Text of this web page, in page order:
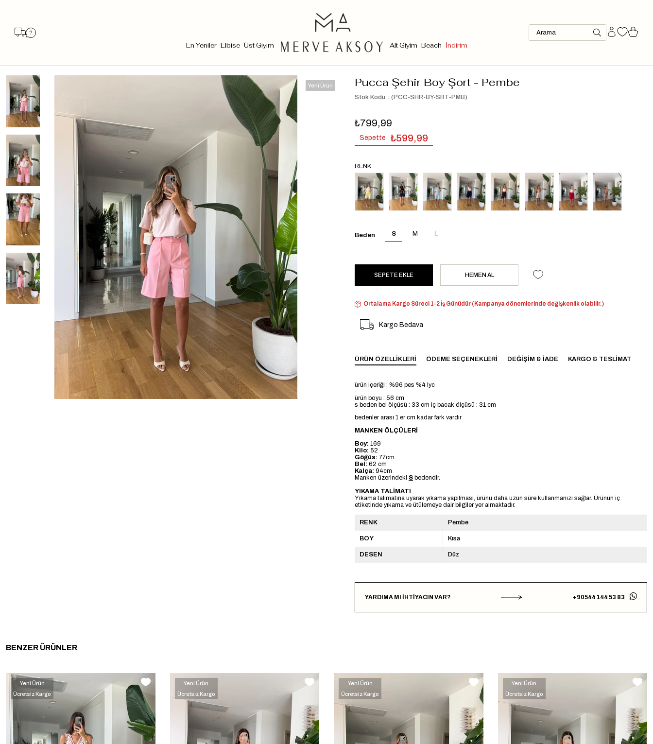
En Yeniler Elbise Üst Giyim Alt Giyim Beach İndirim
Yeni Ürün Pucca Şehir Boy Şort - Pembe
Stok Kodu (PCC-SHR-BY-SRT-PMB)
₺799,99
Sepette ₺599,99
RENK
Tükendi
Beden S M L
Ortalama Kargo Süreci 1-2 İş Günüdür (Kampanya dönemlerinde değişkenlik olabilir.)
Kargo Bedava
ÜRÜN ÖZELLIKLERI ÖDEME SEÇENEKLERI DEĞIŞIM & İADE KARGO & TESLIMAT
ürün içeriği : %96 pes %4 lyc
ürün boyu : 56 cm
s beden bel ölçüsü : 33 cm iç bacak ölçüsü : 31 cm
bedenler arası 1 er cm kadar fark vardır
MANKEN ÖLÇÜLERİ
Boy: 169
Kilo: 52
Göğüs: 77cm
Bel: 62 cm
Kalça: 94cm
Manken üzerindeki S bedendir.
YIKAMA TALİMATI
Yıkama talimatına uyarak yıkama yapılması, ürünü daha uzun süre kullanmanızı sağlar. Ürünün iç
etiketinde yıkama ve ütülemeye dair bilgiler yer almaktadır.
RENK Pembe
BOY Kısa
DESEN Düz
YARDIMA MI İHTİYACIN VAR? +90544 144 53 83
BENZER ÜRÜNLER
Yeni Ürün
Ücretsiz Kargo
Yeni Ürün
Ücretsiz Kargo
Yeni Ürün
Ücretsiz Kargo
Yeni Ürün
Ücretsiz Kargo